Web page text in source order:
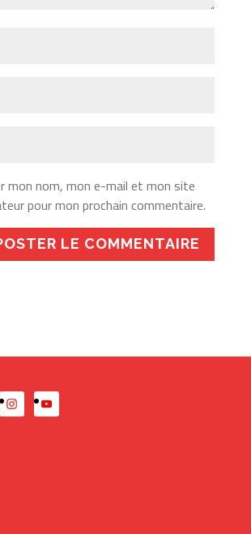
mon nom, mon e-mail et mon site
pour mon prochain commentaire.